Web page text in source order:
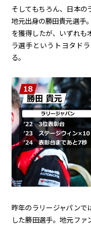
そしてもちろん、日本の
地元出身の勝田貴元選手
を獲得したが、いずれも
ラ選手というトヨタド
る。
昨年のラリージャパンで
した勝田選手。地元フ